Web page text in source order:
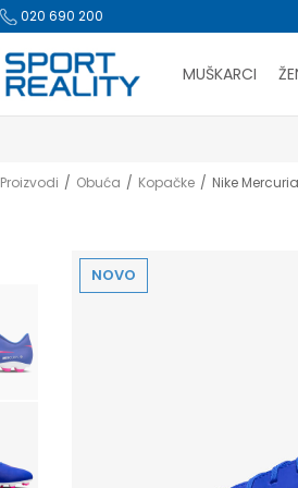
020 690 200
MUŠKARCI
Proizvodi Obuća Kopačke Nike
NOVO